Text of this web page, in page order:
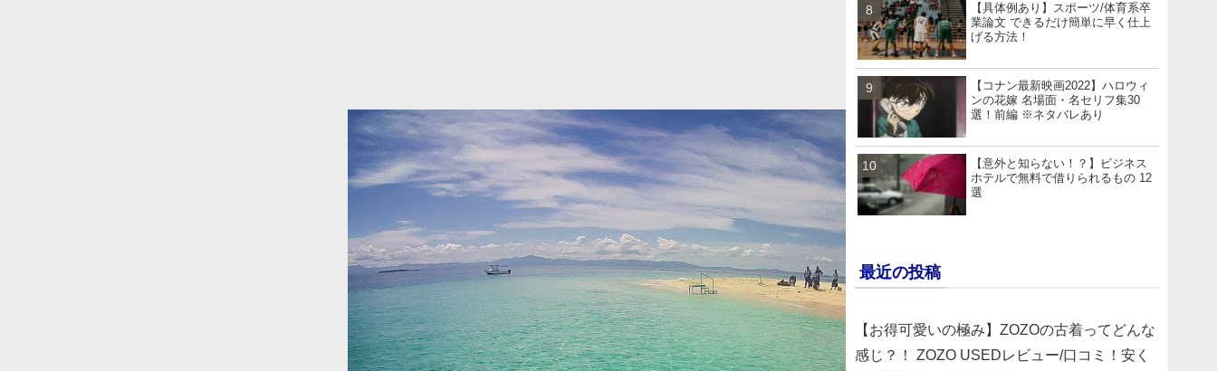
【具体例あり】スポーツ/体育系卒
業論文 できるだけ簡単に早く仕上
げる方法！
【コナン最新映画2022】ハロウィ
ンの花嫁 名場面・名セリフ集30
選！前編 ※ネタバレあり
【意外と知らない！？】ビジネス
ホテルで無料で借りられるもの 12
選
最近の投稿
【お得可愛いの極み】ZOZOの古着ってどんな
感じ？！ ZOZO USEDレビュー/口コミ！安く